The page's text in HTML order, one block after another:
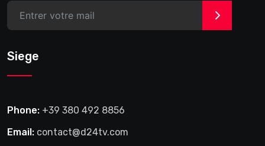
>
Siege
Phone: +39 380 492 8856
Email: contact@d24tv.com